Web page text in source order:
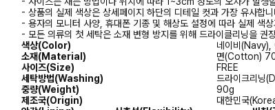
- 상품의 실제 색상은 상세페이지 하단의 디테일 컷과 가장 유사합니
- 용자의 모니터 사양, 휴대폰 기종 및 해상도 설정에 따라 실제 색
- 모든 의류의 첫 세탁은 소재 변형 방지를 위해 드라이클리닝을 권
색상(Color)
네이비(Navy),
소재(Material)
면(Cotton)
사이즈(Size)
FREE
세탁방법(Washing)
드라이크리닝
중량(Weight)
90g
제조국(Origin)
대한민국